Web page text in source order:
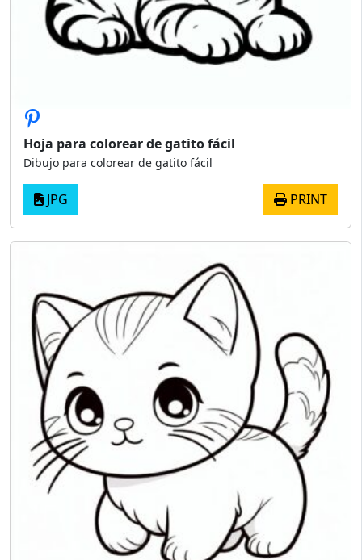
Hoja para colorear de gatito fácil
Dibujo para colorear de gatito fácil
JPG PRINT